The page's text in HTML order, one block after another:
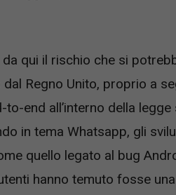
da qui il rischio che si
Regno Unito, proprio a
end all’interno della legge
in tema Whatsapp, gli
quello legato al bug
hanno temuto fosse